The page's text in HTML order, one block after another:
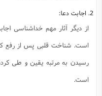
2. اجابت دعا:
از دیگر آثار مهم خداشناسی
است. شناخت قلبی پس از رفع
رسیدن به مرتبه یقین و طی
است.